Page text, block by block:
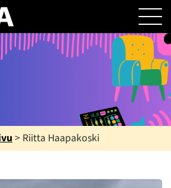
> Riitta Haapakoski